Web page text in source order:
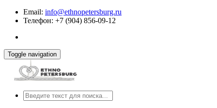
Email: info@ethnopetersburg.ru
Телефон: +7 (904) 856-09-12
Toggle navigation